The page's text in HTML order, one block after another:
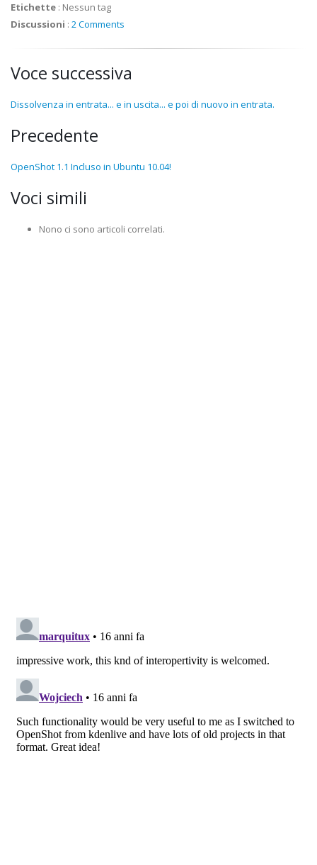
Etichette : Nessun tag
Discussioni : 2 Comments
Voce successiva
Dissolvenza in entrata... e in uscita... e poi di nuovo in entrata.
Precedente
OpenShot 1.1 Incluso in Ubuntu 10.04!
Voci simili
Nono ci sono articoli correlati.